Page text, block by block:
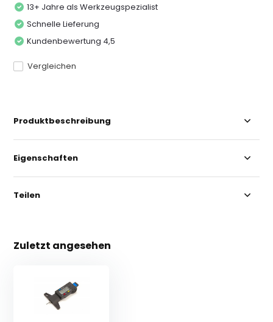
13+ Jahre als Werkzeugspezialist
Schnelle Lieferung
Kundenbewertung 4,5
Vergleichen
Produktbeschreibung
Eigenschaften
Teilen
Zuletzt angesehen